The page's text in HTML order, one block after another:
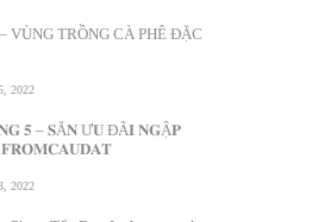
VÙNG TRỒNG CÀ PHÊ ĐẶC
2022
𝟓 – 𝐒Ă𝐍 Ư𝐔 ĐÃ𝐈 𝐍𝐆Ậ𝐏
𝐅𝐑𝐎𝐌𝐂𝐀𝐔𝐃𝐀𝐓
2022